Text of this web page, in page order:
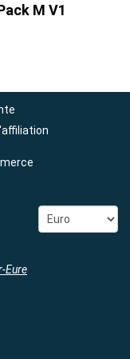
M V1
Eure